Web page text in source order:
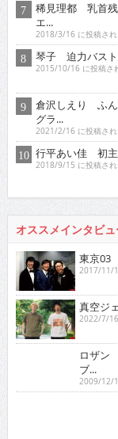
稀見理都 乳首
エ...
2018/3/16 に投稿され
琴子 迫力バスト
2015/10/16 に投稿さ
倉沢しえり ふん
グラ...
2021/2/16 に投稿され
行平あい佳 初主
2018/9/15 に投稿され
オススメインタビュ
東京03
2017/11/
真空ジ
2022/7/
ロザン
ブ...
2009/12/
有野
2017/5/